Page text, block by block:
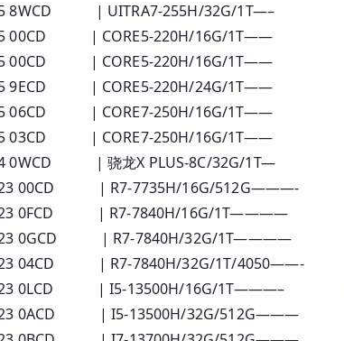
8WCD | UITRA7-255H/32G/1T—–
00CD | CORE5-220H/16G/1T—— ￥
00CD | CORE5-220H/16G/1T—— ￥
9ECD | CORE5-220H/24G/1T—— ￥
06CD | CORE7-250H/16G/1T—— ￥
03CD | CORE7-250H/16G/1T—— ￥
0WCD | 骁龙X PLUS-8C/32G/1T—
00CD | R7-7735H/16G/512G———-
0FCD | R7-7840H/16G/1T———— ￥
0GCD | R7-7840H/32G/1T————
04CD | R7-7840H/32G/1T/4050——-
0LCD | I5-13500H/16G/1T———– ￥
0ACD | I5-13500H/32G/512G———